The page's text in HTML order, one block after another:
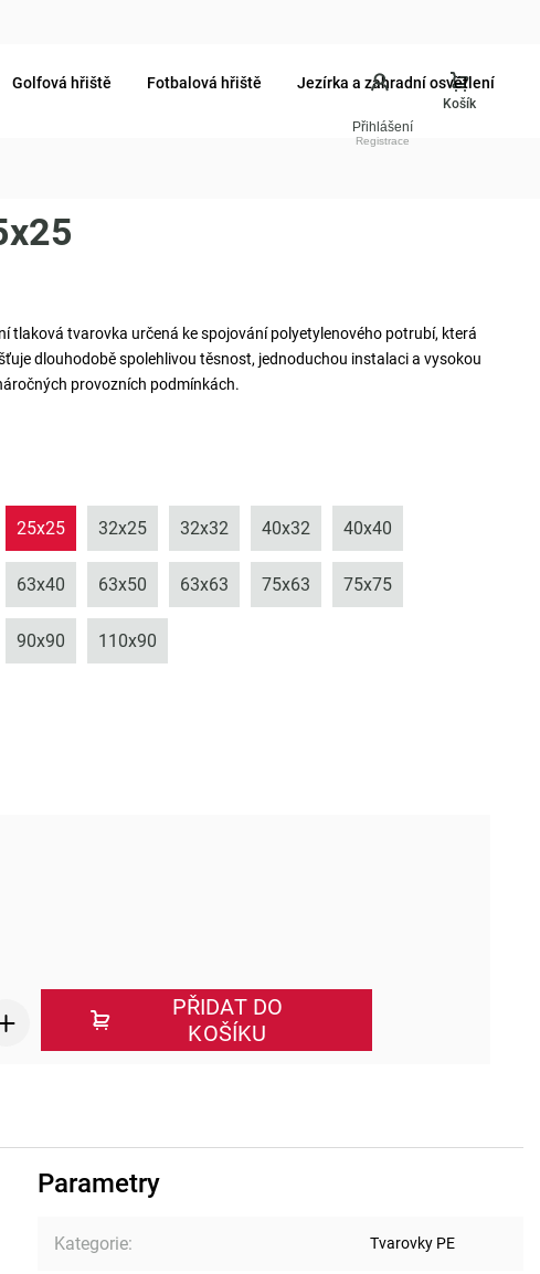
Přihlášení
Golfová hřiště Fotbalová hřiště Jezírka a zahradní osvětlení
tlaková tvarovka určená ke spojování polyetylenového potrubí, která
dlouhodobě spolehlivou těsnost, jednoduchou instalaci a vysokou
provozních podmínkách.
25x25 32x25 32x32 40x32 40x40
63x40 63x50 63x63 75x63 75x75
90x90 110x90
PŘIDAT DO
KOŠÍKU
Parametry
Kategorie: Tvarovky PE